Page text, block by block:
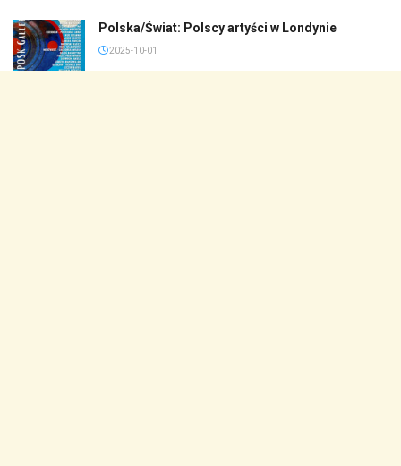
Polska/Świat: Polscy artyści w Londynie
2025-10-01